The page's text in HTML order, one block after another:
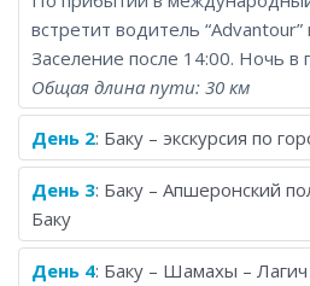
15-дневный тур по
Баку, столице Азербайджана, и
раскрывает яркие грани этой
Гобустан, Шамахы и Шеки.
который славится как центр
углубление в Кавказские горы к
посещением таких знаковых
Ананури и храм Гергети. После
живописных мест – Уплисцихе,
встретит водитель
Заселение после 14:00. Ночь в
Общая длина пути: 30 км
День 2: Баку – экскурсия по
День 3: Баку – Апшеронский
Баку
День 4: Баку – Шамахы –